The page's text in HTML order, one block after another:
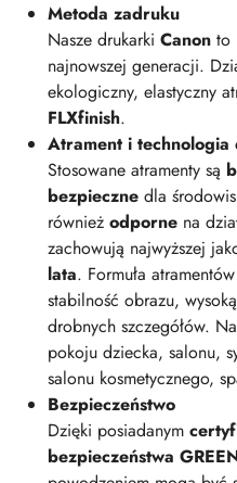
Metoda zadruku
Nasze drukarki Canon to
najnowszej generacji.
ekologiczny, elastyczny
FLXfinish.
Atrament i technologia
Stosowane atramenty są
bezpieczne dla
również odporne na
zachowują najwyższej
lata. Formuła
stabilność obrazu,
drobnych szczegółów.
pokoju dziecka, salonu,
salonu kosmetycznego,
Bezpieczeństwo
Dzięki posiadanym
bezpieczeństwa